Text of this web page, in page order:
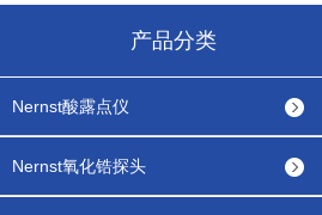
产品分类
Nernst酸露点仪
Nernst氧化锆探头